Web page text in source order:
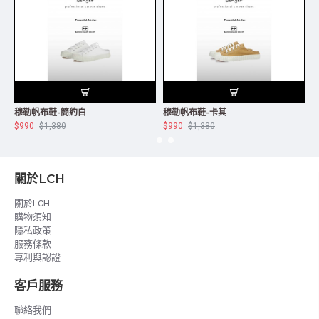
穆勒帆布鞋-簡約白
$990 $1,380
穆勒帆布鞋-卡其
$990 $1,380
關於LCH
關於LCH
購物須知
隱私政策
服務條款
專利與認證
客戶服務
聯絡我們